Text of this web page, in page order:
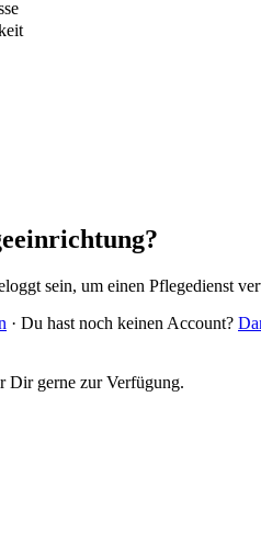
sein, um einen Pflegedienst
· Du hast noch keinen Account?
Dir gerne zur Verfügung.